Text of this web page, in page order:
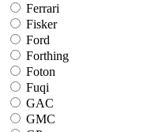
Ferrari
Fisker
Ford
Forthing
Foton
Fuqi
GAC
GMC